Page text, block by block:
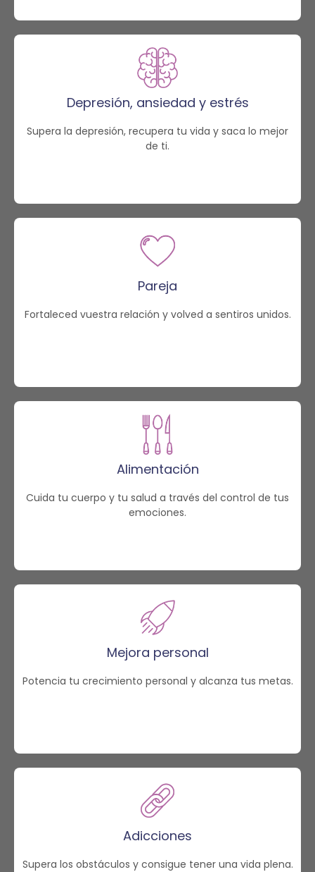
Depresión, ansiedad y estrés
Supera la depresión, recupera tu vida y saca lo mejor
de ti.
Pareja
Fortaleced vuestra relación y volved a sentiros unidos.
Alimentación
Cuida tu cuerpo y tu salud a través del control de tus
emociones.
Mejora personal
Potencia tu crecimiento personal y alcanza tus metas.
Adicciones
Supera los obstáculos y consigue tener una vida plena.